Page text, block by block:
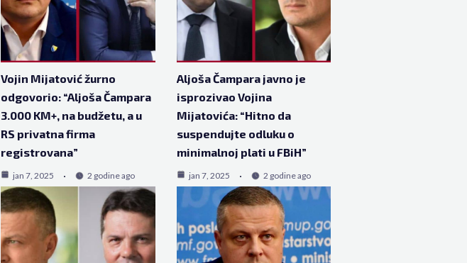
Vojin Mijatović žurno
odgovorio: “Aljoša Čampara
3.000 KM+, na budžetu, a u
RS privatna firma
registrovana”
jan 7, 2025 2 godine ago
Aljoša Čampara javno je
isprozivao Vojina
Mijatovića: “Hitno da
suspendujte odluku o
minimalnoj plati u FBiH”
jan 7, 2025 2 godine ago